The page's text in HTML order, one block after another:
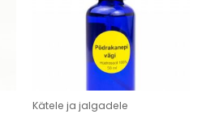
Kätele ja jalgadele